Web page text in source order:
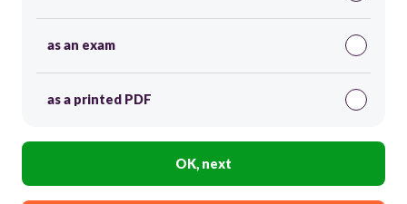
as an exam
as a printed PDF
OK, next